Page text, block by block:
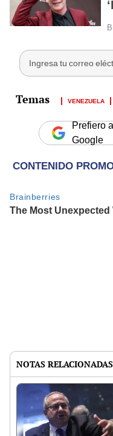
VENEZUELA
Prefiero
Google
NOTAS RELACIONADAS